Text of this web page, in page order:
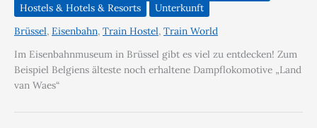
Hostels & Hotels & Resorts
Unterkunft
Brüssel, Eisenbahn, Train Hostel, Train World
Im Eisenbahnmuseum in Brüssel gibt es viel zu entdecken! Zum
Beispiel Belgiens älteste noch erhaltene Dampflokomotive „Land
van Waes“